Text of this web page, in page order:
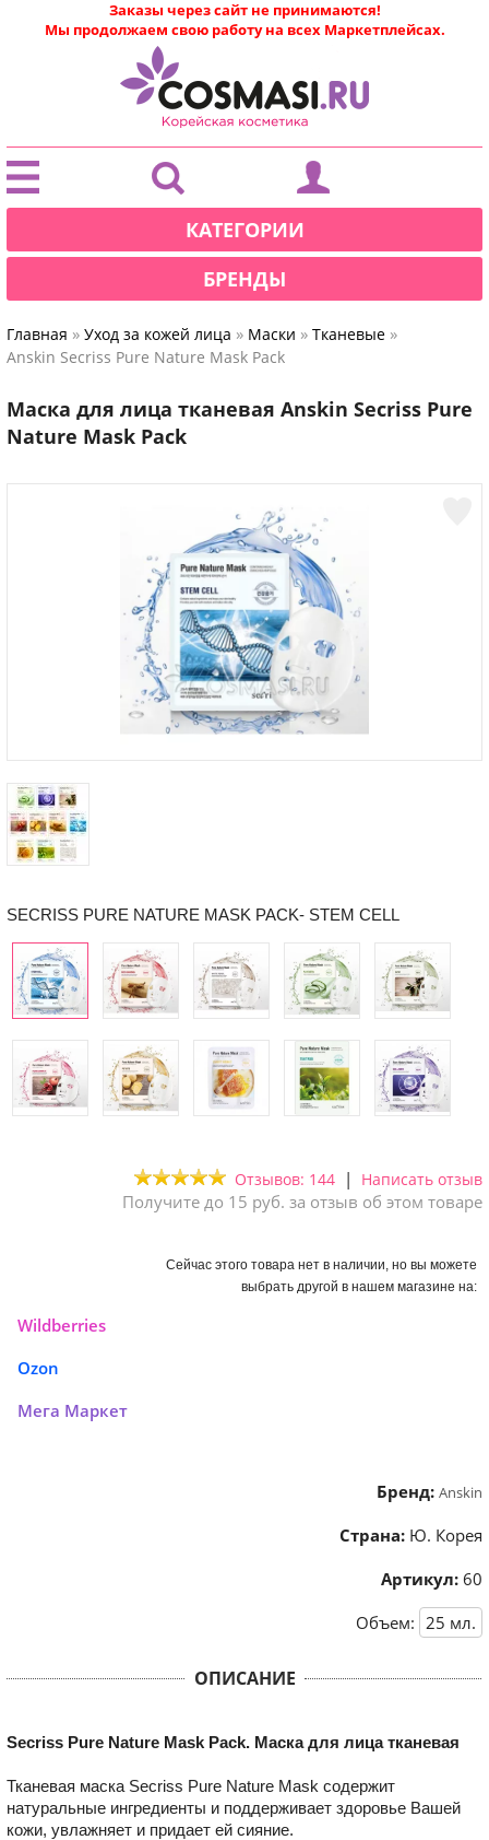
|
Заказы через сайт не принимаются!
Мы продолжаем свою работу на всех Маркетплейсах.
КАТЕГОРИИ
БРЕНДЫ
Главная » Уход за кожей лица » Маски » Тканевые »
Anskin Secriss Pure Nature Mask Pack
Маска для лица тканевая Anskin Secriss Pure
Nature Mask Pack
SECRISS PURE NATURE MASK PACK- STEM CELL
Отзывов: 144 | Написать отзыв
Получите до 15 руб. за отзыв об этом товаре
Сейчас этого товара нет в наличии, но вы можете
выбрать другой в нашем магазине на:
Wildberries
Ozon
Мега Маркет
Бренд: Anskin
Страна: Ю. Корея
Артикул: 60
Объем: 25 мл.
ОПИСАНИЕ
Secriss Pure Nature Mask Pack. Маска для лица тканевая
Тканевая маска Secriss Pure Nature Mask содержит
натуральные ингредиенты и поддерживает здоровье Вашей
кожи, увлажняет и придает ей сияние.